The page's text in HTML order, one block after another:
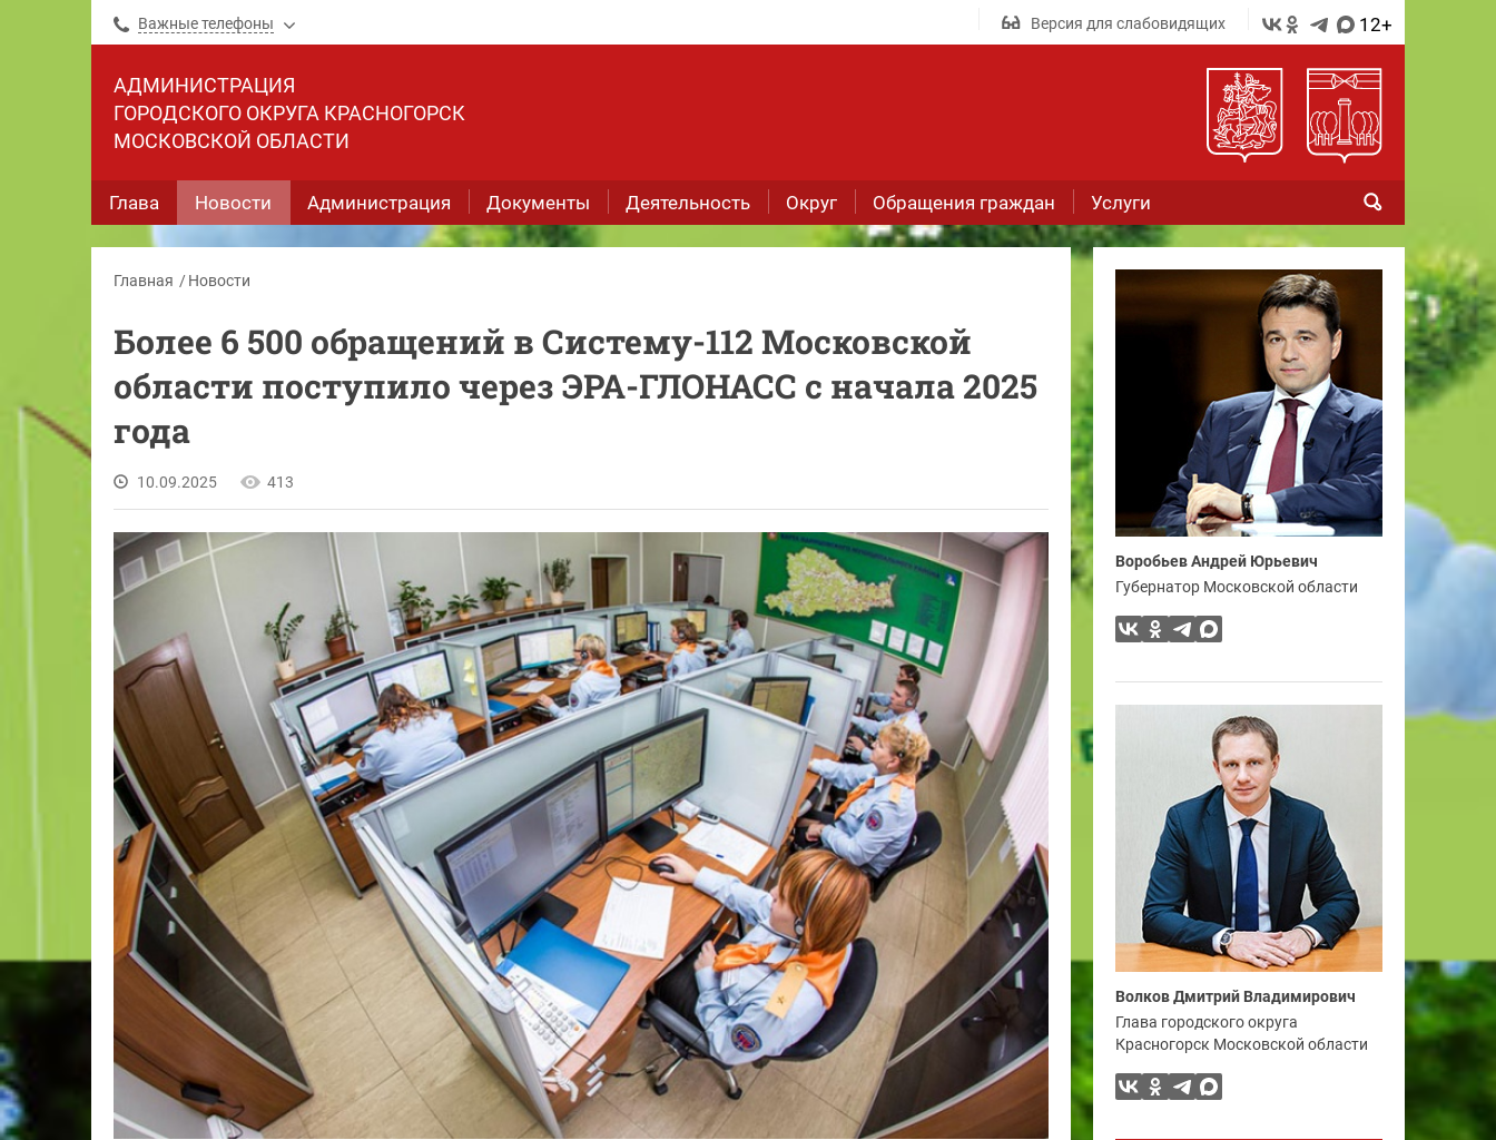
Важные телефоны Версия для слабовидящих 12+
АДМИНИСТРАЦИЯ
ГОРОДСКОГО ОКРУГА КРАСНОГОРСК
МОСКОВСКОЙ ОБЛАСТИ
Глава Новости Администрация Документы Деятельность Округ Обращения граждан Услуги
Главная Новости
Более 6 500 обращений в Систему-112 Московской
области поступило через ЭРА-ГЛОНАСС с начала 2025
года
10.09.2025 413
Воробьев Андрей Юрьевич
Губернатор Московской области
Волков Дмитрий Владимирович
Глава городского округа
Красногорск Московской области